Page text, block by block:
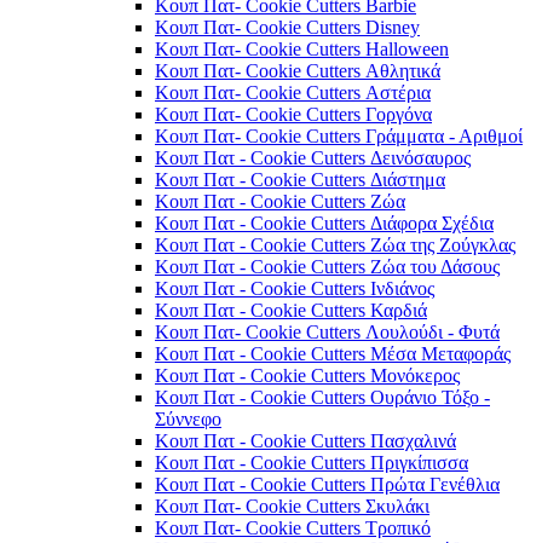
Κουπ Πατ- Cookie Cutters Barbie
Κουπ Πατ- Cookie Cutters Disney
Κουπ Πατ- Cookie Cutters Halloween
Κουπ Πατ- Cookie Cutters Αθλητικά
Κουπ Πατ- Cookie Cutters Αστέρια
Κουπ Πατ- Cookie Cutters Γοργόνα
Κουπ Πατ- Cookie Cutters Γράμματα - Αριθμοί
Κουπ Πατ - Cookie Cutters Δεινόσαυρος
Κουπ Πατ - Cookie Cutters Διάστημα
Κουπ Πατ - Cookie Cutters Ζώα
Κουπ Πατ - Cookie Cutters Διάφορα Σχέδια
Κουπ Πατ - Cookie Cutters Ζώα της Ζούγκλας
Κουπ Πατ - Cookie Cutters Ζώα του Δάσους
Κουπ Πατ - Cookie Cutters Ινδιάνος
Κουπ Πατ - Cookie Cutters Καρδιά
Κουπ Πατ- Cookie Cutters Λουλούδι - Φυτά
Κουπ Πατ - Cookie Cutters Μέσα Μεταφοράς
Κουπ Πατ - Cookie Cutters Μονόκερος
Κουπ Πατ - Cookie Cutters Ουράνιο Τόξο -
Σύννεφο
Κουπ Πατ - Cookie Cutters Πασχαλινά
Κουπ Πατ - Cookie Cutters Πριγκίπισσα
Κουπ Πατ - Cookie Cutters Πρώτα Γενέθλια
Κουπ Πατ- Cookie Cutters Σκυλάκι
Κουπ Πατ- Cookie Cutters Τροπικό